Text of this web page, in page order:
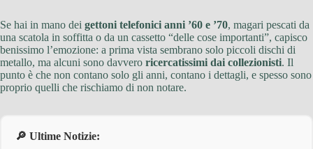
Se hai in mano dei gettoni telefonici anni ’60 e ’70, magari pescati da
una scatola in soffitta o da un cassetto “delle cose importanti”, capisco
benissimo l’emozione: a prima vista sembrano solo piccoli dischi di
metallo, ma alcuni sono davvero ricercatissimi dai collezionisti. Il
punto è che non contano solo gli anni, contano i dettagli, e spesso sono
proprio quelli che rischiamo di non notare.
🔎 Ultime Notizie: